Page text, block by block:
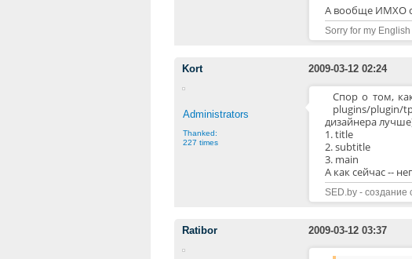
А вообще ИМХО
Sorry for my English
Kort 2009-03-12 02:24
Administrators
Thanked:
227 times
Спор о том,
plugins/plugin/
дизайнера
1. title
2. subtitle
3. main
А как сейчас --
SED.by - создание
Ratibor 2009-03-12 03:37